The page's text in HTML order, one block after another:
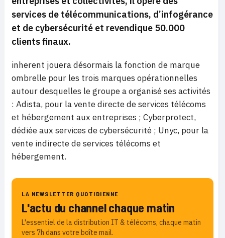
services de télécommunications, d’infogérance
et de cybersécurité et revendique 50.000
clients finaux.
inherent jouera désormais la fonction de marque
ombrelle pour les trois marques opérationnelles
autour desquelles le groupe a organisé ses activités
: Adista, pour la vente directe de services télécoms
et hébergement aux entreprises ; Cyberprotect,
dédiée aux services de cybersécurité ; Unyc, pour la
vente indirecte de services télécoms et
hébergement.
LA NEWSLETTER QUOTIDIENNE
L'actu du channel chaque matin
L'essentiel de la distribution IT & télécoms, chaque matin
vers 7h dans votre boîte mail.